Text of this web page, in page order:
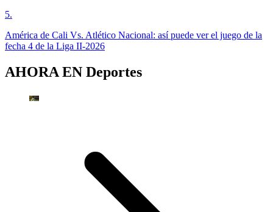
5.
América de Cali Vs. Atlético Nacional: así puede ver el juego de la
fecha 4 de la Liga II-2026
AHORA EN Deportes